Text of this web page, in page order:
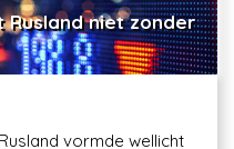
Rusland niet zonder
vormde wellicht